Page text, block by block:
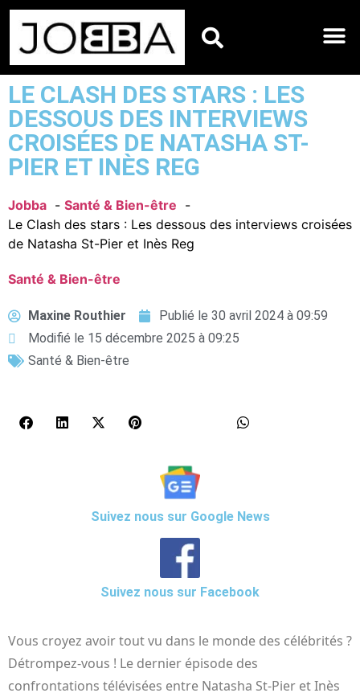
LE CLASH DES STARS : LES
DESSOUS DES INTERVIEWS
CROISÉES DE NATASHA ST-
PIER ET INÈS REG
Jobba
Santé & Bien-être
Le Clash des stars : Les dessous des interviews croisées
de Natasha St-Pier et Inès Reg
Santé & Bien-être
Maxine Routhier Publié le 30 avril 2024 à 09:59
Modifié le 15 décembre 2025 à 09:25
Santé & Bien-être
Suivez nous sur Google News
Suivez nous sur Facebook
Vous croyez avoir tout vu dans le monde des célébrités ?
Détrompez-vous ! Le dernier épisode des
confrontations télévisées entre Natasha St-Pier et Inès